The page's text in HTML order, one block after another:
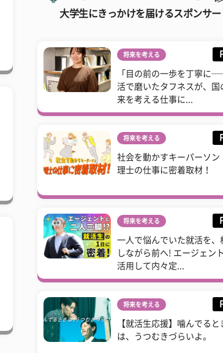
大学生にきっかけを届けるスポンサー
将来を考える
「目の前の一歩を丁寧に
活で磨いたタフネスが、国
来を考える仕事に...
将来を考える
社会を動かすキーパーソ
理士の仕事に密着取材！
将来を考える
一人で悩んでいた就活を、
しながら前へ! エージェン
活用して内々定...
将来を考える
【就活生応援】噛んでると
は、うつむきづらいよ。